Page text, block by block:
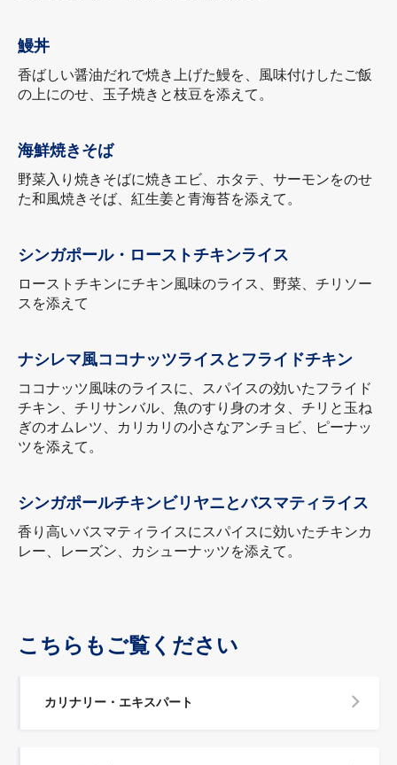
鰻丼
香ばしい醤油だれで焼き上げた鰻を、風味付けしたご飯
の上にのせ、玉子焼きと枝豆を添えて。
海鮮焼きそば
野菜入り焼きそばに焼きエビ、ホタテ、サーモンをのせ
た和風焼きそば、紅生姜と青海苔を添えて。
シンガポール・ローストチキンライス
ローストチキンにチキン風味のライス、野菜、チリソー
スを添えて
ナシレマ風ココナッツライスとフライドチキン
ココナッツ風味のライスに、スパイスの効いたフライド
チキン、チリサンバル、魚のすり身のオタ、チリと玉ね
ぎのオムレツ、カリカリの小さなアンチョビ、ピーナッ
ツを添えて。
シンガポールチキンビリヤニとバスマティライス
香り高いバスマティライスにスパイスに効いたチキンカ
レー、レーズン、カシューナッツを添えて。
こちらもご覧ください
カリナリー・エキスパート